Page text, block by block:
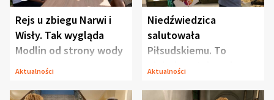
Rejs u zbiegu Narwi i
Wisły. Tak wygląda
Modlin od strony wody
Aktualności
Niedźwiedzica
salutowała
Piłsudskiemu. To
niejedyna tajemnica
Aktualności